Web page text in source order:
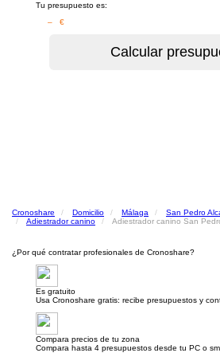
Tu presupuesto es:
– €
Cronoshare Domicilio Málaga
San Pedro
Adiestrador canino
Adiestrador canino San
¿Por qué contratar profesionales de Cronoshare?
Es gratuito
Usa Cronoshare gratis: recibe presupuestos y
Compara precios de tu zona
Compara hasta 4 presupuestos desde tu PC o